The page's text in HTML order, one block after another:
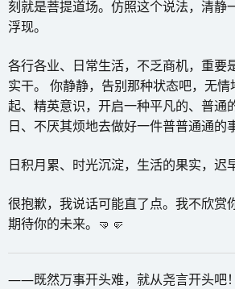
刻就是菩提道场。仿照这个说法，清静
浮现。
各行各业、日常生活，不乏商机，重要
实干。 你静静，告别那种状态吧，无
起、精英意识，开启一种平凡的、普通
日、不厌其烦地去做好一件普普通通的
日积月累、时光沉淀，生活的果实，迟
很抱歉，我说话可能直了点。我不欣赏
期待你的未来。🤜🤛
——既然万事开头难，就从尧言开头吧！